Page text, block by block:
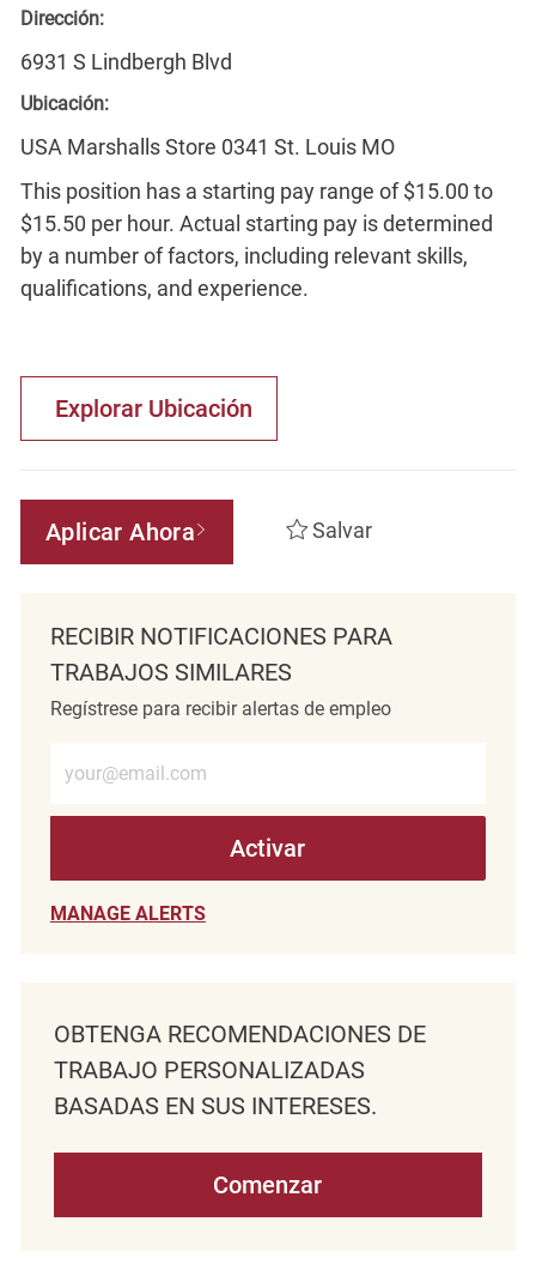
Dirección:
6931 S Lindbergh Blvd
Ubicación:
USA Marshalls Store 0341 St. Louis MO
This position has a starting pay range of $15.00 to
$15.50 per hour. Actual starting pay is determined
by a number of factors, including relevant skills,
qualifications, and experience.
Explorar Ubicación
Aplicar Ahora Salvar
RECIBIR NOTIFICACIONES PARA
TRABAJOS SIMILARES
Regístrese para recibir alertas de empleo
Activar
MANAGE ALERTS
OBTENGA RECOMENDACIONES DE
TRABAJO PERSONALIZADAS
BASADAS EN SUS INTERESES.
Comenzar